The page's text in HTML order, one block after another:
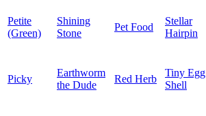
Petite
(Green)
Shining
Stone
Pet Food
Stellar
Hairpin
Picky
Earthworm
the Dude
Red Herb
Tiny Egg
Shell